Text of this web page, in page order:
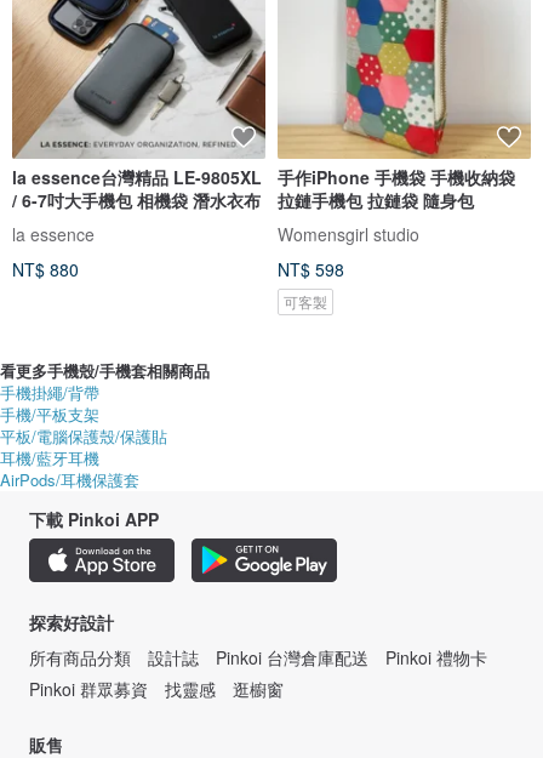
la essence台灣精品 LE-9805XL
/ 6-7吋大手機包 相機袋 潛水衣布
la essence
NT$ 880
手作iPhone 手機袋 手機收納袋
拉鏈手機包 拉鏈袋 隨身包
Womensgirl studio
NT$ 598
可客製
看更多手機殼/手機套相關商品
手機掛繩/背帶
手機/平板支架
平板/電腦保護殼/保護貼
耳機/藍牙耳機
AirPods/耳機保護套
下載 Pinkoi APP
探索好設計
所有商品分類
設計誌 Pinkoi 台灣倉庫配送
Pinkoi 禮物卡
Pinkoi 群眾募資
找靈感 逛櫥窗
販售